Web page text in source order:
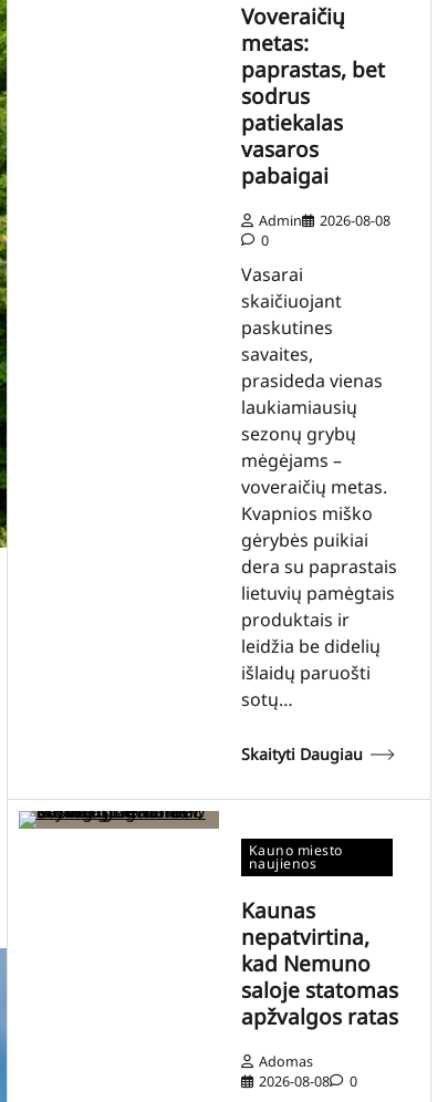
Voveraičių
metas:
paprastas, bet
sodrus
patiekalas
vasaros
pabaigai
Admin
2026-08-08
0
Vasarai
skaičiuojant
paskutines
savaites,
prasideda vienas
laukiamiausių
sezonų grybų
mėgėjams –
voveraičių metas.
Kvapnios miško
gėrybės puikiai
dera su paprastais
lietuvių pamėgtais
produktais ir
leidžia be didelių
išlaidų paruošti
sotų…
Skaityti Daugiau
Kauno miesto
naujienos
Kaunas
nepatvirtina,
kad Nemuno
saloje statomas
apžvalgos ratas
Adomas
2026-08-08
0